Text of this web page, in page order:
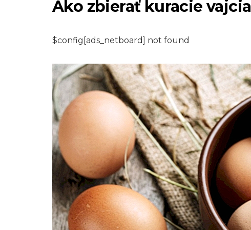
Ako zbierať kuracie vajcia
$config[ads_netboard] not found
PLAZY A OBOJŽIVELNÍKY
Ako sa zbaviť plesní
vo vašom úli
7,2026